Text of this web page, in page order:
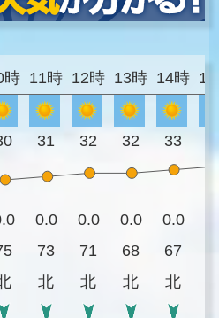
時 11時 12時 13時 14時
31 32 32 33
0.0 0.0 0.0 0.0
73 71 68 67
北 北 北 北